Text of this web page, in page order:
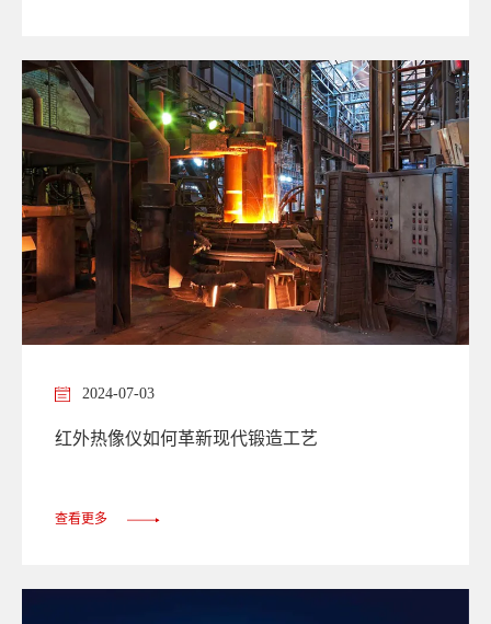
2024-07-03
红外热像仪如何革新现代锻造工艺
查看更多